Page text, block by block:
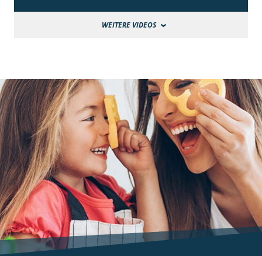
WEITERE VIDEOS